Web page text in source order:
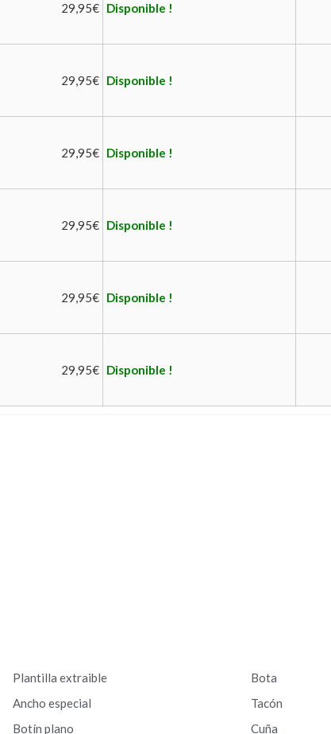
29,95€ Disponible !
29,95€ Disponible !
29,95€ Disponible !
29,95€ Disponible !
29,95€ Disponible !
29,95€ Disponible !
Plantilla extraible
Ancho especial
Botín plano
Bota
Tacón
Cuña